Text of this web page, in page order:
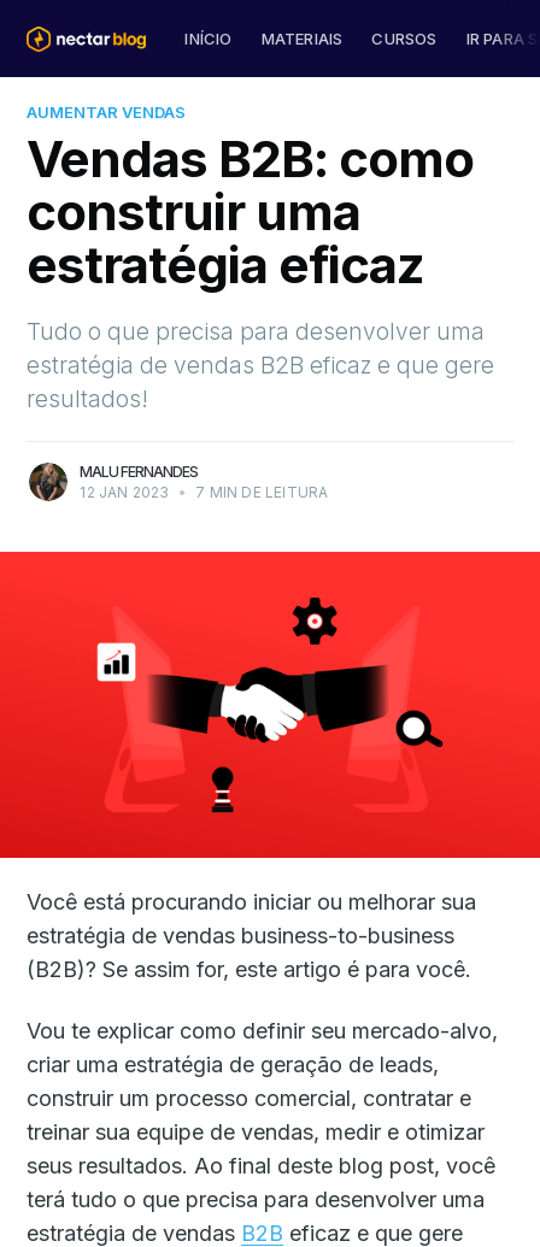
INÍCIO MATERIAIS CURSOS IR PARA
AUMENTAR VENDAS
Vendas B2B: como
construir uma
estratégia eficaz
Tudo o que precisa para desenvolver uma
estratégia de vendas B2B eficaz e que gere
resultados!
MALU FERNANDES
12 JAN 2023
• 7 MIN DE LEITURA
Você está procurando iniciar ou melhorar sua
estratégia de vendas business-to-business
(B2B)? Se assim for, este artigo é para você.
Vou te explicar como definir seu mercado-alvo,
criar uma estratégia de geração de leads,
construir um processo comercial, contratar e
treinar sua equipe de vendas, medir e otimizar
seus resultados. Ao final deste blog post, você
terá tudo o que precisa para desenvolver uma
estratégia de vendas B2B eficaz e que gere